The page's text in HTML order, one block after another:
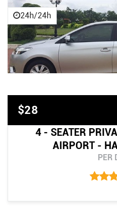
24h/24h
$28
4 - SEATER
AIRPORT -
PER